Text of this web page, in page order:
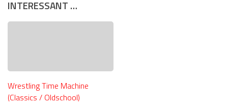
INTERESSANT …
Wrestling Time Machine
(Classics / Oldschool)